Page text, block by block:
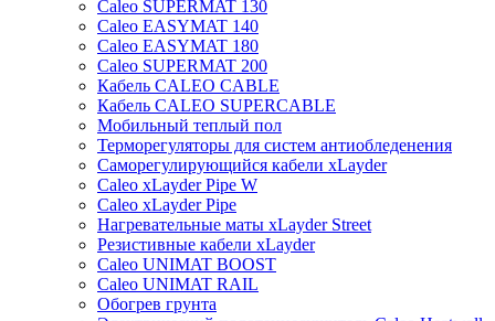
Caleo SUPERMAT 130
Caleo EASYMAT 140
Caleo EASYMAT 180
Caleo SUPERMAT 200
Кабель CALEO CABLE
Кабель CALEO SUPERCABLE
Мобильный теплый пол
Терморегуляторы для систем антиобледенения
Саморегулирующийся кабели xLayder
Caleo xLayder Pipe W
Caleo xLayder Pipe
Нагревательные маты xLayder Street
Резистивные кабели xLayder
Caleo UNIMAT BOOST
Caleo UNIMAT RAIL
Обогрев грунта